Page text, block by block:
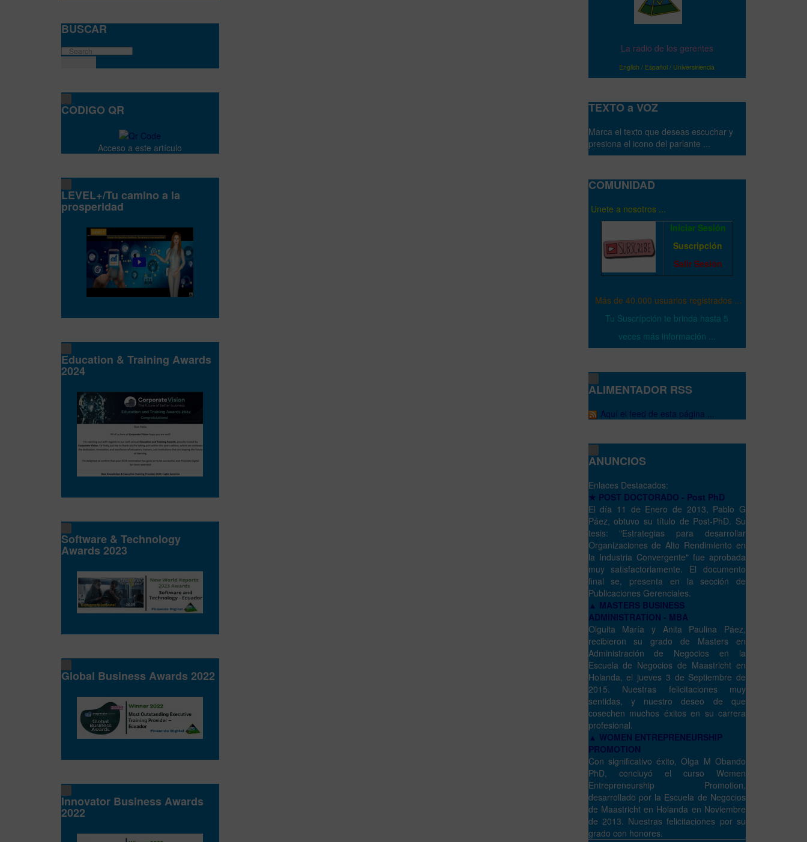
BUSCAR
CODIGO QR
Acceso a este artículo
LEVEL+/Tu camino a la
prosperidad
Education & Training Awards
2024
Software & Technology
Awards 2023
Global Business Awards 2022
Innovator Business Awards
2022
La radio de los gerentes
English / Español / Universiriencia
TEXTO a VOZ
Marca el texto que deseas escuchar y
presiona el icono del parlante ...
COMUNIDAD
Unete a nosotros ...
Iniciar Sesión
Suscripción
Salir Sesión
Más de 40.000 usuarios registrados ...
Tu Suscrípción te brinda hasta 5
veces más información ...
ALIMENTADOR RSS
Aquí el feed de esta página ...
ANUNCIOS
Enlaces Destacados:
★ POST DOCTORADO - Post PhD
El día 11 de Enero de 2013, Pablo G
Páez, obtuvo su título de Post-PhD. Su
tesis: "Estrategias para desarrollar
Organizaciones de Alto Rendimiento en
la Industria Convergente" fue aprobada
muy satisfactoriamente. El documento
final se, presenta en la sección de
Publicaciones Gerenciales.
▲ MASTERS BUSINESS
ADMINISTRATION - MBA
Olguita María y Anita Paulina Páez,
recibieron su grado de Masters en
Administración de Negocios en la
Escuela de Negocios de Maastricht en
Holanda, el jueves 3 de Septiembre de
2015. Nuestras felicitaciones muy
sentidas, y nuestro deseo de que
cosechen muchos éxitos en su carrera
profesional.
▲ WOMEN ENTREPRENEURSHIP
PROMOTION
Con significativo éxito, Olga M Obando
PhD, concluyó el curso Women
Entrepreneurship Promotion,
desarrollado por la Escuela de Negocios
de Maastricht en Holanda en Noviembre
de 2013. Nuestras felicitaciones por su
grado con honores.